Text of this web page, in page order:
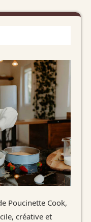
Poucinette Cook,
créative et